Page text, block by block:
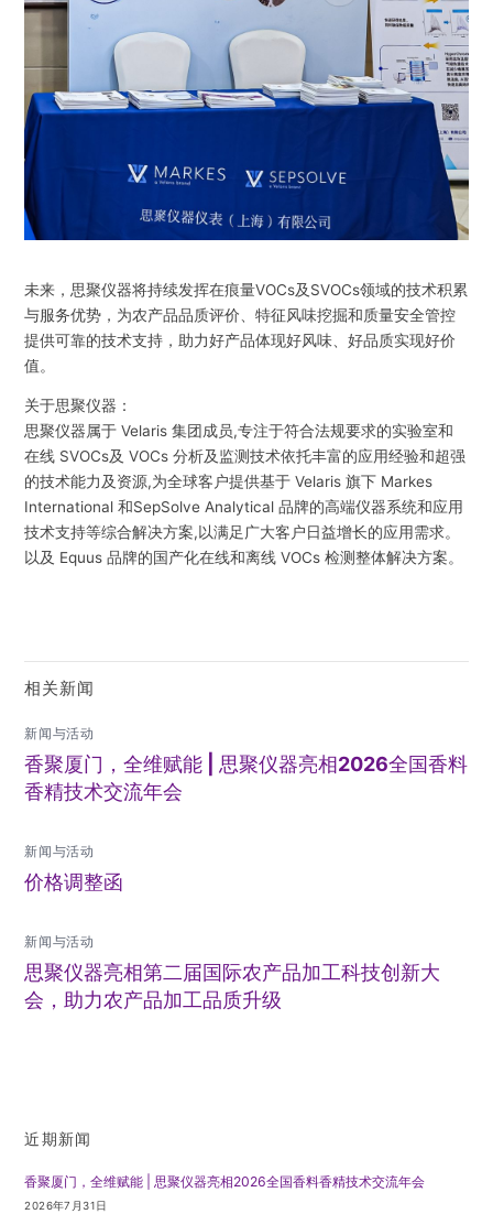
未来，思聚仪器将持续发挥在痕量VOCs及SVOCs领域的技术积累
与服务优势，为农产品品质评价、特征风味挖掘和质量安全管控
提供可靠的技术支持，助力好产品体现好风味、好品质实现好价
值。
关于思聚仪器：
思聚仪器属于 Velaris 集团成员,专注于符合法规要求的实验室和
在线 SVOCs及 VOCs 分析及监测技术依托丰富的应用经验和超强
的技术能力及资源,为全球客户提供基于 Velaris 旗下 Markes
International 和SepSolve Analytical 品牌的高端仪器系统和应用
技术支持等综合解决方案,以满足广大客户日益增长的应用需求。
以及 Equus 品牌的国产化在线和离线 VOCs 检测整体解决方案。
相关新闻
新闻与活动
香聚厦门，全维赋能 | 思聚仪器亮相2026全国香料
香精技术交流年会
新闻与活动
价格调整函
新闻与活动
思聚仪器亮相第二届国际农产品加工科技创新大
会，助力农产品加工品质升级
近期新闻
香聚厦门，全维赋能 | 思聚仪器亮相2026全国香料香精技术交流年会
2026年7月31日